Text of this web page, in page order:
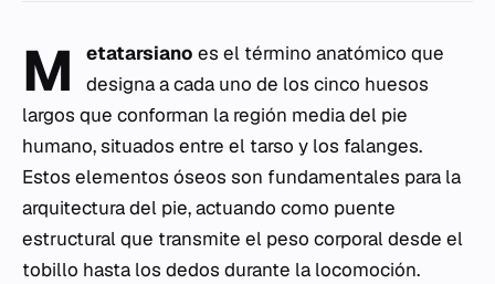
M etatarsiano es el término anatómico que
designa a cada uno de los cinco huesos
largos que conforman la región media del pie
humano, situados entre el tarso y los falanges.
Estos elementos óseos son fundamentales para la
arquitectura del pie, actuando como puente
estructural que transmite el peso corporal desde el
tobillo hasta los dedos durante la locomoción.